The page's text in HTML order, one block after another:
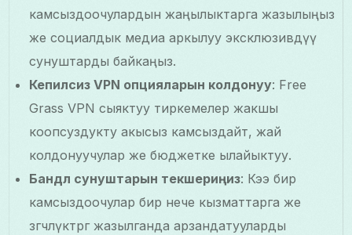
камсыздоочулардын жаңылыктарга жазылыңыз
же социалдык медиа аркылуу эксклюзивдүү
сунуштарды байкаңыз.
Кепилсиз VPN опцияларын колдонуу: Free
Grass VPN сыяктуу тиркемелер жакшы
коопсуздукту акысыз камсыздайт, жай
колдонуучулар же бюджетке ылайыктуу.
Бандл сунуштарын текшериңиз: Кээ бир
камсыздоочулар бир нече кызматтарга же
өзгөчөлүктөргө жазылганда арзандатууларды